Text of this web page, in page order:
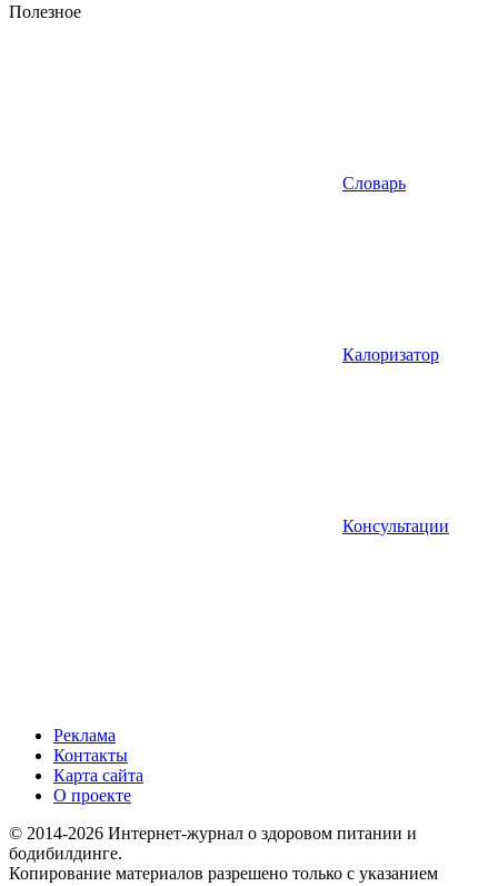
Полезное
Словарь
Калоризатор
Консультации
Реклама
Контакты
Карта сайта
О проекте
© 2014-2026 Интернет-журнал о здоровом питании и
бодибилдинге.
Копирование материалов разрешено только с указанием